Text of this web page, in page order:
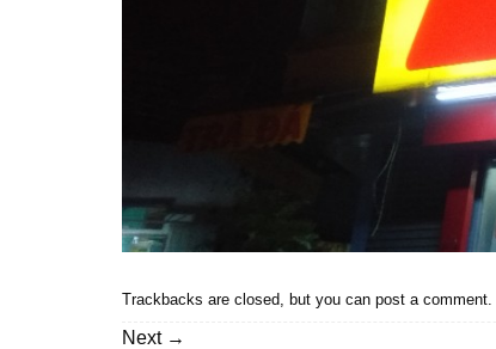
Trackbacks are closed, but you can post a comment.
Next →